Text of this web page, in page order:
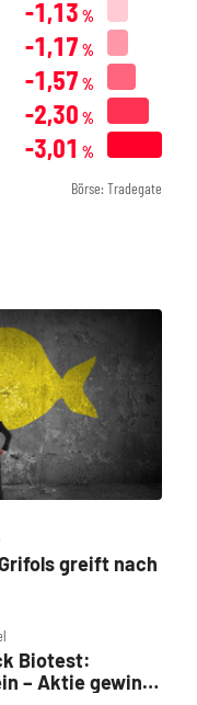
-1,13 %
-1,17 %
-1,57 %
-2,30 %
-3,01 %
Börse: Tradegate
greift nach
Biotest:
– Aktie gewinnt